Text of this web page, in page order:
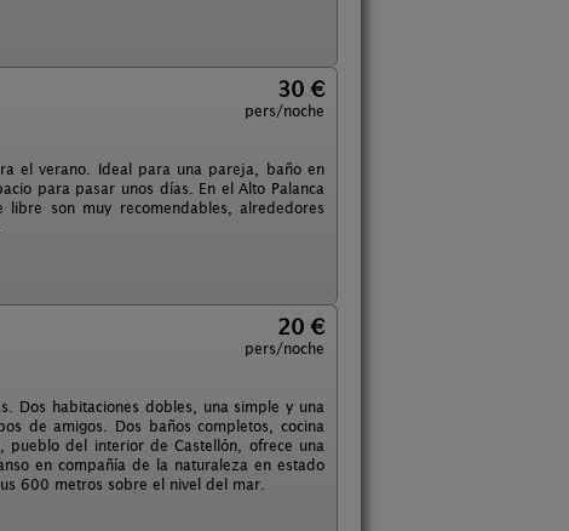
30 €
pers/noche
el verano. Ideal para una pareja, baño en
para pasar unos días. En el Alto Palanca
son muy recomendables, alrededores
20 €
pers/noche
Dos habitaciones dobles, una simple y una
de amigos. Dos baños completos, cocina
del interior de Castellón, ofrece una
en compañía de la naturaleza en estado
600 metros sobre el nivel del mar.